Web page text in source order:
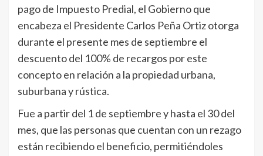
pago de Impuesto Predial, el Gobierno que
encabeza el Presidente Carlos Peña Ortiz otorga
durante el presente mes de septiembre el
descuento del 100% de recargos por este
concepto en relación a la propiedad urbana,
suburbana y rústica.
Fue a partir del 1 de septiembre y hasta el 30 del
mes, que las personas que cuentan con un rezago
están recibiendo el beneficio, permitiéndoles